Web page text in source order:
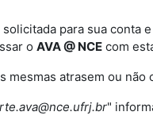
para sua conta
o AVA @ NCE com
atrasem ou não
"